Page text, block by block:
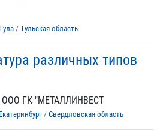
/ Тульская область
различных типов
ООО ГК "МЕТАЛЛИНВЕСТ
Екатеринбург / Свердловская область